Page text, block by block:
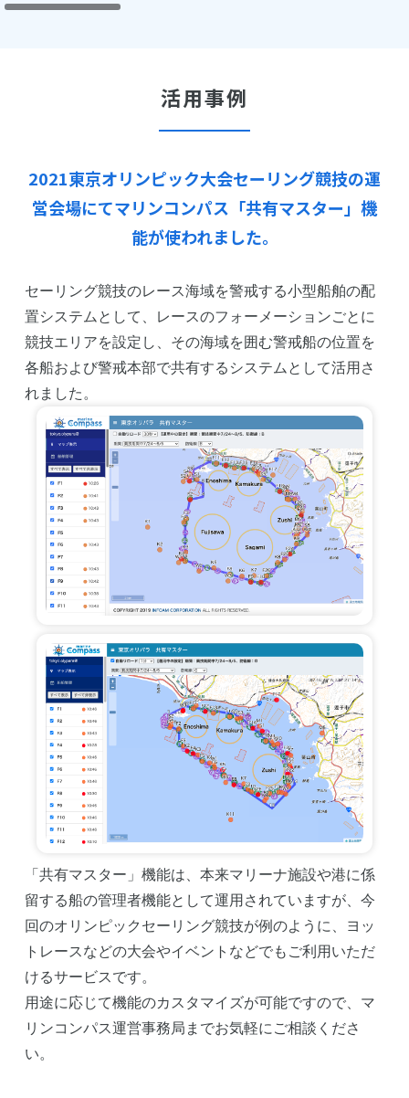
活用事例
2021東京オリンピック大会セーリング競技の運
営会場にてマリンコンパス「共有マスター」機
能が使われました。
セーリング競技のレース海域を警戒する小型船舶の配
置システムとして、レースのフォーメーションごとに
競技エリアを設定し、その海域を囲む警戒船の位置を
各船および警戒本部で共有するシステムとして活用さ
れました。
「共有マスター」機能は、本来マリーナ施設や港に係
留する船の管理者機能として運用されていますが、今
回のオリンピックセーリング競技が例のように、ヨッ
トレースなどの大会やイベントなどでもご利用いただ
けるサービスです。
用途に応じて機能のカスタマイズが可能ですので、マ
リンコンパス運営事務局までお気軽にご相談くださ
い。